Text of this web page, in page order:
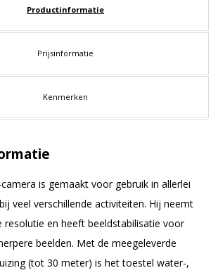
Productinformatie
Prijsinformatie
Kenmerken
is gemaakt voor gebruik in allerlei
veel verschillende activiteiten. Hij neemt
resolutie en heeft beeldstabilisatie voor
beelden. Met de meegeleverde
(tot 30 meter) is het toestel water-,